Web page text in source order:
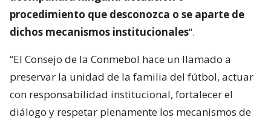
procedimiento que desconozca o se aparte de
dichos mecanismos institucionales“.
“El Consejo de la Conmebol hace un llamado a
preservar la unidad de la familia del fútbol, actuar
con responsabilidad institucional, fortalecer el
diálogo y respetar plenamente los mecanismos de